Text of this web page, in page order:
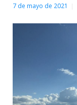
7 de mayo de 2021